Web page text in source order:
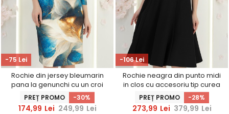
-75 Lei
Rochie din jersey bleumarin
pana la genunchi cu un croi
drept si imprimeu -
StarShinerS
PREȚ PROMO -30%
174,99 Lei 249,99 Lei
-106 Lei
Rochie neagra din punto midi
in clos cu accesoriu tip curea
PREȚ PROMO -28%
273,99 Lei 379,99 Lei